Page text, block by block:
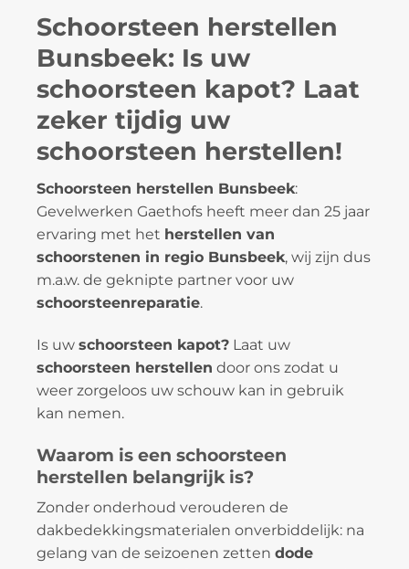
Schoorsteen herstellen
Bunsbeek: Is uw
schoorsteen kapot? Laat
zeker tijdig uw
schoorsteen herstellen!
Schoorsteen herstellen Bunsbeek:
Gevelwerken Gaethofs heeft meer dan 25 jaar
ervaring met het herstellen van
schoorstenen in regio Bunsbeek, wij zijn dus
m.a.w. de geknipte partner voor uw
schoorsteenreparatie.
Is uw schoorsteen kapot? Laat uw
schoorsteen herstellen door ons zodat u
weer zorgeloos uw schouw kan in gebruik
kan nemen.
Waarom is een schoorsteen
herstellen belangrijk is?
Zonder onderhoud verouderen de
dakbedekkingsmaterialen onverbiddelijk: na
gelang van de seizoenen zetten dode